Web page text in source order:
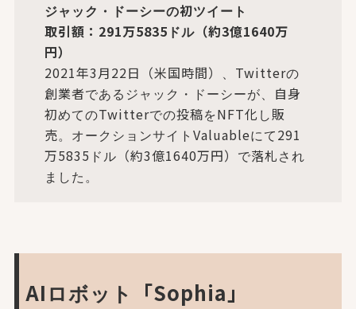
ジャック・ドーシーの初ツイート
取引額：291万5835ドル（約3億1640万
円）
2021年3月22日（米国時間）、Twitterの
創業者であるジャック・ドーシーが、自身
初めてのTwitterでの投稿をNFT化し販
売。オークションサイトValuableにて291
万5835ドル（約3億1640万円）で落札され
ました。
AIロボット「Sophia」